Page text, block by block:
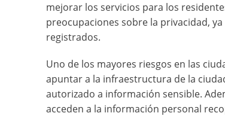
mejorar los servicios para los
preocupaciones sobre la privacidad,
registrados.
Uno de los mayores riesgos en las
apuntar a la infraestructura de la
autorizado a información sensible.
acceden a la información personal